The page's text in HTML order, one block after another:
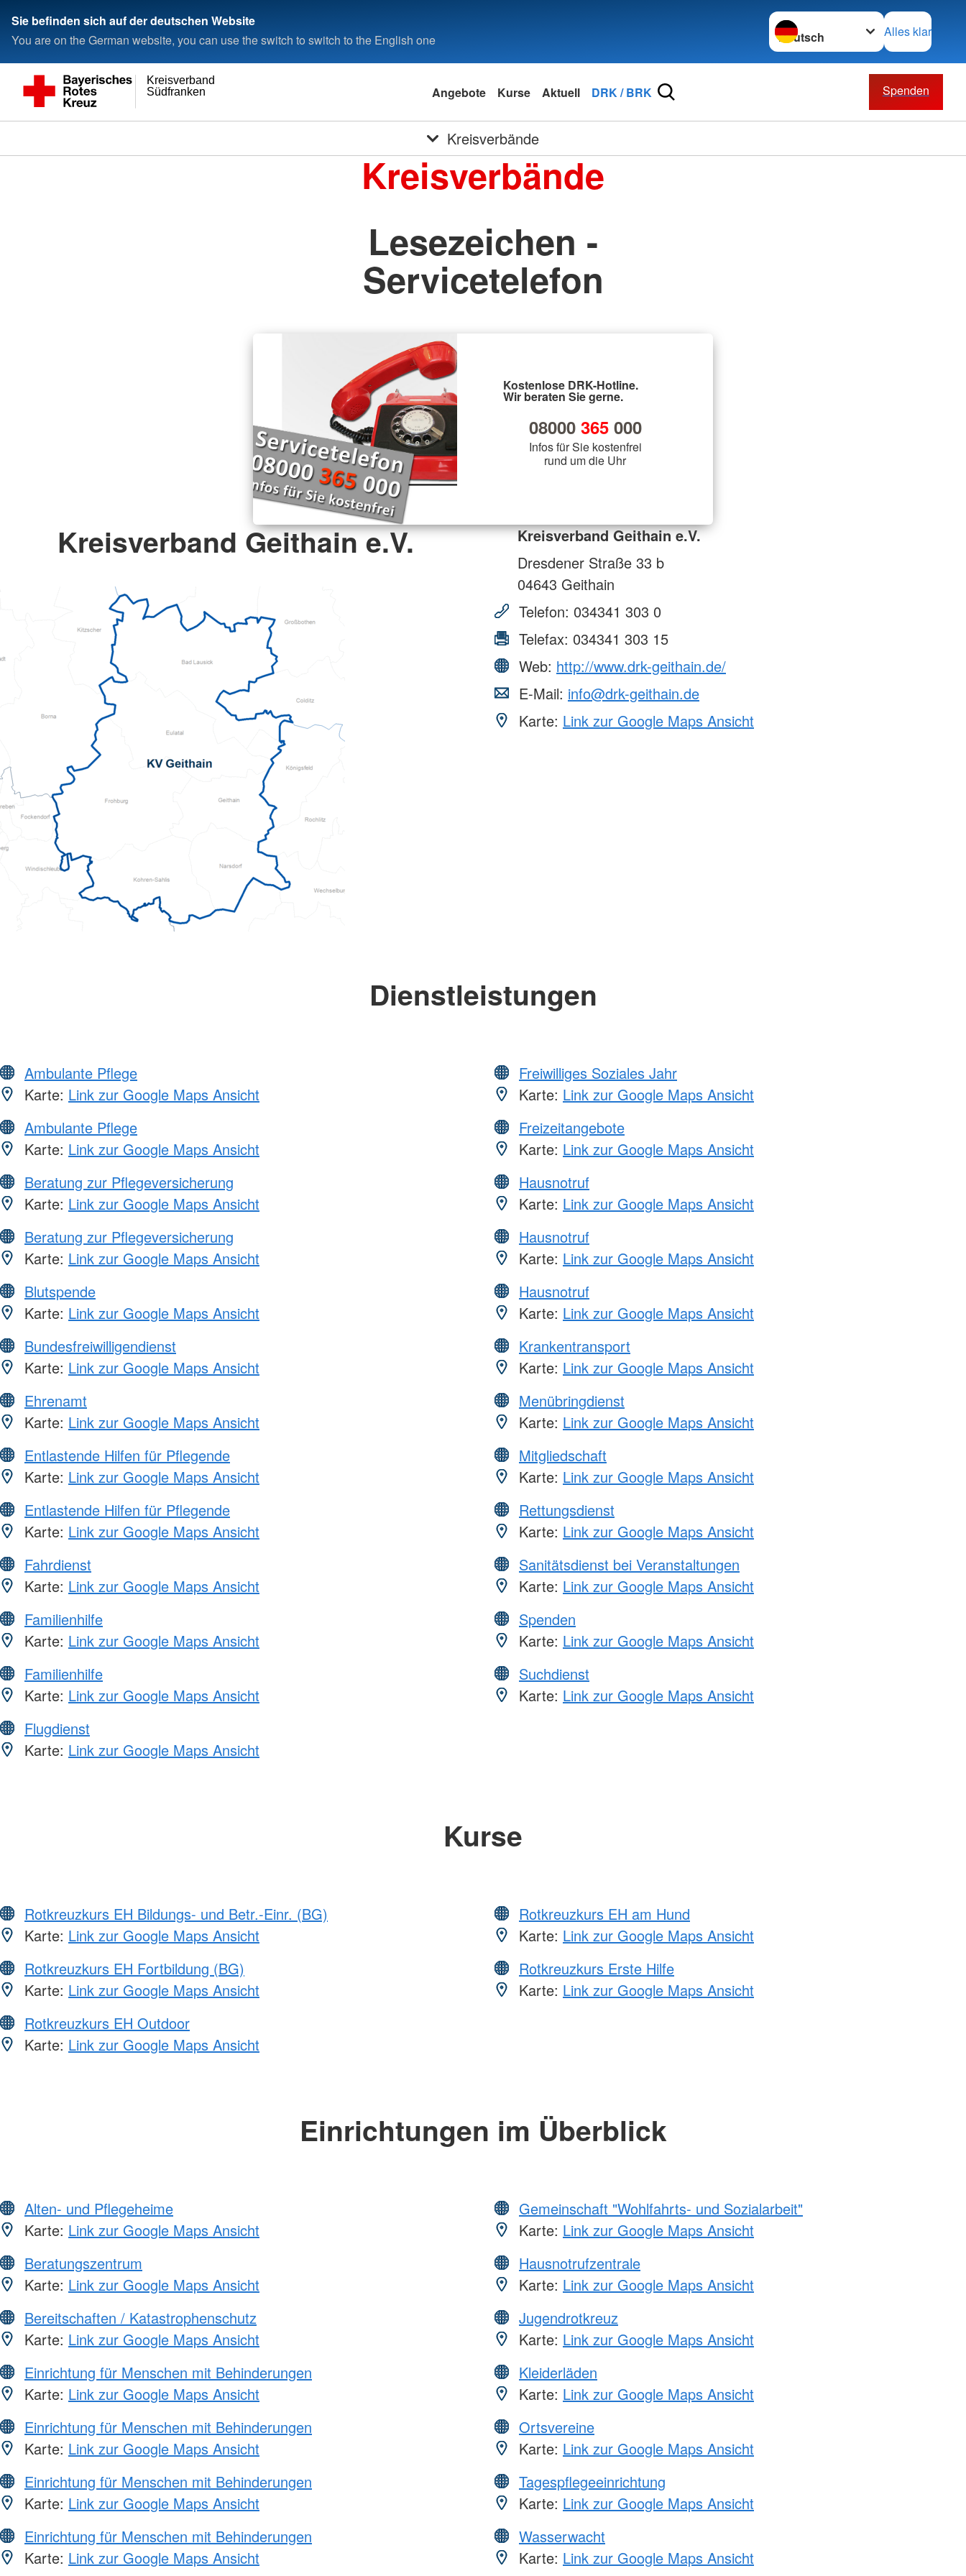
Sie befinden sich auf der deutschen Website
You are on the German website, you can use the switch to switch to the English one
Sprache wechseln zu
Alles klar
Südfranken
Kreisverband
Angebote Kurse Aktuell DRK / BRK Spenden
Kreisverbände
Kreisverbände
Lesezeichen -
Servicetelefon
Kostenlose DRK-Hotline.
Wir beraten Sie gerne.
08000 365000
Infos für Sie kostenfrei
rund um die Uhr
Kreisverband Geithain e.V.
Kreisverband Geithain e.V.
Dresdener Straße 33 b
04643 Geithain
Telefon: 034341 303 0
Telefax: 034341 303 15
Web: http://www.drk-geithain.de/
E-Mail: info@drk-geithain.de
Karte: Link zur Google Maps Ansicht
Dienstleistungen
Ambulante Pflege
Karte: Link zur Google Maps Ansicht
Ambulante Pflege
Karte: Link zur Google Maps Ansicht
Beratung zur Pflegeversicherung
Karte: Link zur Google Maps Ansicht
Beratung zur Pflegeversicherung
Karte: Link zur Google Maps Ansicht
Blutspende
Karte: Link zur Google Maps Ansicht
Bundesfreiwilligendienst
Karte: Link zur Google Maps Ansicht
Ehrenamt
Karte: Link zur Google Maps Ansicht
Entlastende Hilfen für Pflegende
Karte: Link zur Google Maps Ansicht
Entlastende Hilfen für Pflegende
Karte: Link zur Google Maps Ansicht
Fahrdienst
Karte: Link zur Google Maps Ansicht
Familienhilfe
Karte: Link zur Google Maps Ansicht
Familienhilfe
Karte: Link zur Google Maps Ansicht
Flugdienst
Karte: Link zur Google Maps Ansicht
Freiwilliges Soziales Jahr
Karte: Link zur Google Maps Ansicht
Freizeitangebote
Karte: Link zur Google Maps Ansicht
Hausnotruf
Karte: Link zur Google Maps Ansicht
Hausnotruf
Karte: Link zur Google Maps Ansicht
Hausnotruf
Karte: Link zur Google Maps Ansicht
Krankentransport
Karte: Link zur Google Maps Ansicht
Menübringdienst
Karte: Link zur Google Maps Ansicht
Mitgliedschaft
Karte: Link zur Google Maps Ansicht
Rettungsdienst
Karte: Link zur Google Maps Ansicht
Sanitätsdienst bei Veranstaltungen
Karte: Link zur Google Maps Ansicht
Spenden
Karte: Link zur Google Maps Ansicht
Suchdienst
Karte: Link zur Google Maps Ansicht
Kurse
Rotkreuzkurs EH Bildungs- und Betr.-Einr. (BG)
Karte: Link zur Google Maps Ansicht
Rotkreuzkurs EH Fortbildung (BG)
Karte: Link zur Google Maps Ansicht
Rotkreuzkurs EH Outdoor
Karte: Link zur Google Maps Ansicht
Rotkreuzkurs EH am Hund
Karte: Link zur Google Maps Ansicht
Rotkreuzkurs Erste Hilfe
Karte: Link zur Google Maps Ansicht
Einrichtungen im Überblick
Alten- und Pflegeheime
Karte: Link zur Google Maps Ansicht
Beratungszentrum
Karte: Link zur Google Maps Ansicht
Bereitschaften / Katastrophenschutz
Karte: Link zur Google Maps Ansicht
Einrichtung für Menschen mit Behinderungen
Karte: Link zur Google Maps Ansicht
Einrichtung für Menschen mit Behinderungen
Karte: Link zur Google Maps Ansicht
Einrichtung für Menschen mit Behinderungen
Karte: Link zur Google Maps Ansicht
Einrichtung für Menschen mit Behinderungen
Karte: Link zur Google Maps Ansicht
Gemeinschaft "Wohlfahrts- und Sozialarbeit"
Karte: Link zur Google Maps Ansicht
Hausnotrufzentrale
Karte: Link zur Google Maps Ansicht
Jugendrotkreuz
Karte: Link zur Google Maps Ansicht
Kleiderläden
Karte: Link zur Google Maps Ansicht
Ortsvereine
Karte: Link zur Google Maps Ansicht
Tagespflegeeinrichtung
Karte: Link zur Google Maps Ansicht
Wasserwacht
Karte: Link zur Google Maps Ansicht